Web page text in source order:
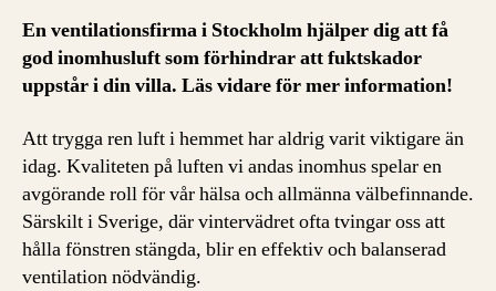
En ventilationsfirma i Stockholm hjälper dig att få
god inomhusluft som förhindrar att fuktskador
uppstår i din villa. Läs vidare för mer information!
Att trygga ren luft i hemmet har aldrig varit viktigare än
idag. Kvaliteten på luften vi andas inomhus spelar en
avgörande roll för vår hälsa och allmänna välbefinnande.
Särskilt i Sverige, där vintervädret ofta tvingar oss att
hålla fönstren stängda, blir en effektiv och balanserad
ventilation nödvändig.